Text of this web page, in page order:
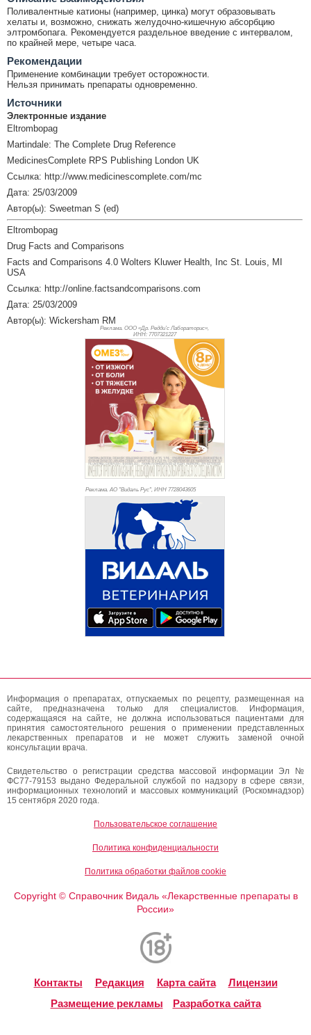
Поливалентные катионы (например, цинка) могут образовывать
хелаты и, возможно, снижать желудочно-кишечную абсорбцию
элтромбопага. Рекомендуется раздельное введение с интервалом,
по крайней мере, четыре часа.
Рекомендации
Применение комбинации требует осторожности.
Нельзя принимать препараты одновременно.
Источники
Электронные издание
Eltrombopag
Martindale: The Complete Drug Reference
MedicinesComplete RPS Publishing London UK
Ссылка: http://www.medicinescomplete.com/mc
Дата: 25/03/2009
Автор(ы): Sweetman S (ed)
Eltrombopag
Drug Facts and Comparisons
Facts and Comparisons 4.0 Wolters Kluwer Health, Inc St. Louis, MI
USA
Ссылка: http://online.factsandcomparisons.com
Дата: 25/03/2009
Автор(ы): Wickersham RM
Реклама. ООО «Др. Редди’с Лабораторис»,
ИНН: 7707321227
Реклама. АО "Видаль Рус", ИНН 7728043605
Информация о препаратах, отпускаемых по рецепту, размещенная на
сайте, предназначена только для специалистов. Информация,
содержащаяся на сайте, не должна использоваться пациентами для
принятия самостоятельного решения о применении представленных
лекарственных препаратов и не может служить заменой очной
консультации врача.
Свидетельство о регистрации средства массовой информации Эл №
ФС77-79153 выдано Федеральной службой по надзору в сфере связи,
информационных технологий и массовых коммуникаций (Роскомнадзор)
15 сентября 2020 года.
Пользовательское соглашение
Политика конфиденциальности
Политика обработки файлов cookie
Copyright ©Справочник Видаль «Лекарственные препараты в
России»
Контакты Редакция Карта сайта
Лицензии
Размещение рекламы
Разработка сайта